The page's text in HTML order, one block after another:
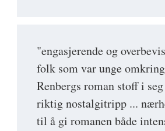
"engasjerende og
folk som var unge
Renbergs roman stoff i
riktig nostalgitripp ...
til å gi romanen både